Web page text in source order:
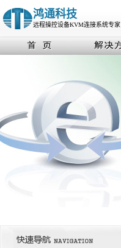
鸿通科技
远程操控设备KVM连接系统专家